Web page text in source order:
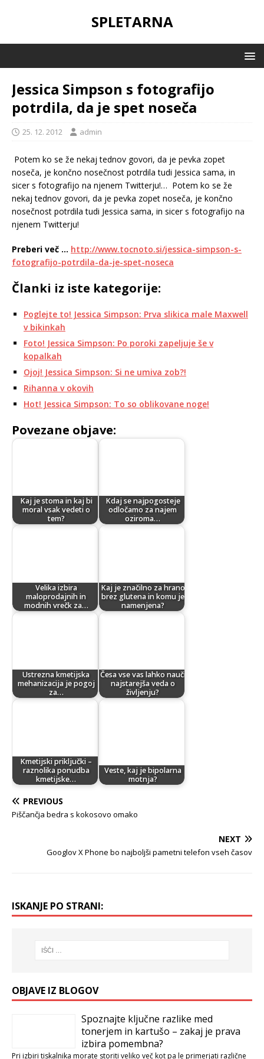
SPLETARNA
Jessica Simpson s fotografijo
potrdila, da je spet noseča
25. 12. 2012 admin
Potem ko se že nekaj tednov govori, da je pevka zopet
noseča, je končno nosečnost potrdila tudi Jessica sama, in
sicer s fotografijo na njenem Twitterju!… Potem ko se že
nekaj tednov govori, da je pevka zopet noseča, je končno
nosečnost potrdila tudi Jessica sama, in sicer s fotografijo na
njenem Twitterju!
Preberi več … http://www.tocnoto.si/jessica-simpson-s-
fotografijo-potrdila-da-je-spet-noseca
Članki iz iste kategorije:
Poglejte to! Jessica Simpson: Prva slikica male Maxwell
v bikinkah
Foto! Jessica Simpson: Po poroki zapeljuje še v
kopalkah
Ojoj! Jessica Simpson: Si ne umiva zob?!
Rihanna v okovih
Hot! Jessica Simpson: To so oblikovane noge!
Povezane objave:
Kaj je stoma in kaj bi
moral vsak vedeti o
tem?
Kdaj se najpogosteje
odločamo za najem
oziroma…
Velika izbira
maloprodajnih in
modnih vrečk za…
Kaj je značilno za hrano
brez glutena in komu je
namenjena?
Ustrezna kmetijska
mehanizacija je pogoj
za…
Česa vse vas lahko nauči
najstarejša veda o
življenju?
Kmetijski priključki –
raznolika ponudba
kmetijske…
Veste, kaj je bipolarna
motnja?
PREVIOUS
Piščančja bedra s kokosovo omako
NEXT
Googlov X Phone bo najboljši pametni telefon vseh časov
ISKANJE PO STRANI:
OBJAVE IZ BLOGOV
Spoznajte ključne razlike med
tonerjem in kartušo – zakaj je prava
izbira pomembna?
Pri izbiri tiskalnika morate storiti veliko več kot pa le primerjati različne